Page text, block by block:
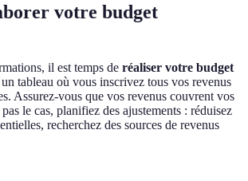
votre budget
il est temps de réaliser votre budget
tableau où vous inscrivez tous vos revenus
Assurez-vous que vos revenus couvrent vos
le cas, planifiez des ajustements : réduisez
recherchez des sources de revenus